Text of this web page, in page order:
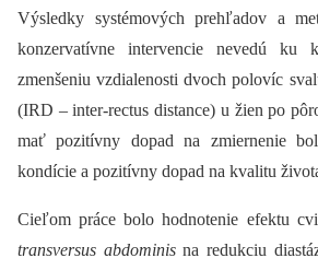
Výsledky systémových prehľadov a
konzervatívne intervencie nevedú ku
zmenšeniu vzdialenosti dvoch polovíc
(IRD –⁠ inter-rectus distance) u žien po
mať pozitívny dopad na zmiernenie
kondície a pozitívny dopad na kvalitu
Cieľom práce bolo hodnotenie efektu
transversus abdominisna redukciu